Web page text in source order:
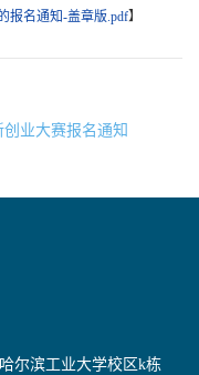
报名通知-盖章版.pdf】
创业大赛报名通知
尔滨工业大学校区k栋